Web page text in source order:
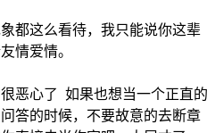
都这么看待，我只能说你这辈
情爱情。
恶心了 如果也想当一个正直的
答的时候，不要故意的去断章